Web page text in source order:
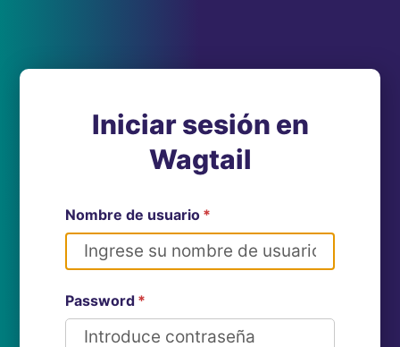
Iniciar sesión en
Wagtail
Nombre de usuario *
Password *